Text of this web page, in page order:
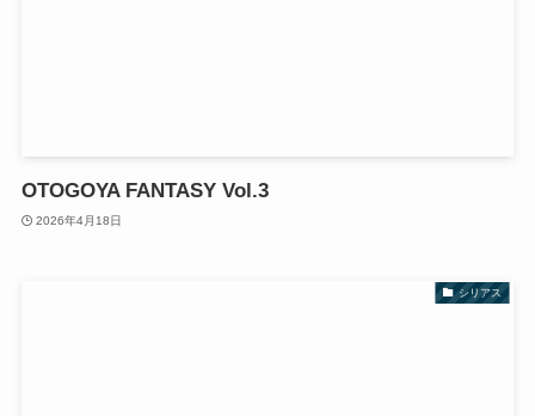
OTOGOYA FANTASY Vol.3
2026年4月18日
シリアス